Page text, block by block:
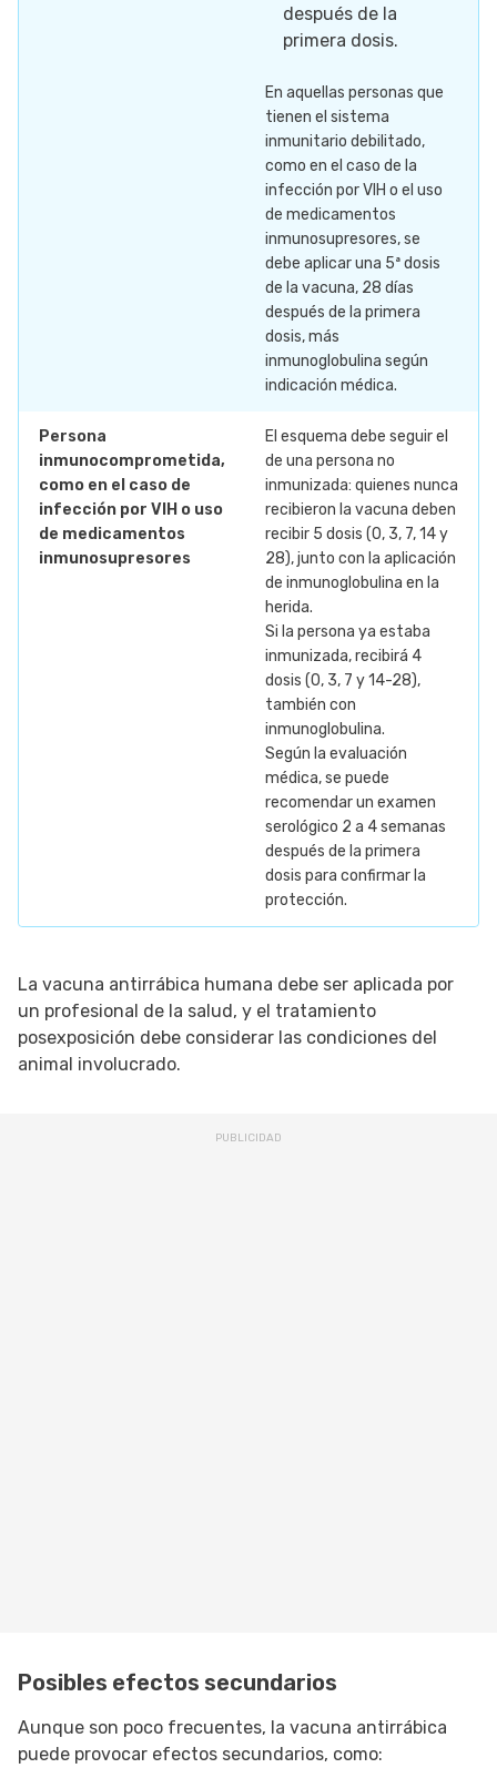
después de la
primera dosis.
En aquellas personas que
tienen el sistema
inmunitario debilitado,
como en el caso de la
infección por VIH o el uso
de medicamentos
inmunosupresores, se
debe aplicar una 5ª dosis
de la vacuna, 28 días
después de la primera
dosis, más
inmunoglobulina según
indicación médica.
Persona
inmunocomprometida,
como en el caso de
infección por VIH o uso
de medicamentos
inmunosupresores
El esquema debe seguir el
de una persona no
inmunizada: quienes nunca
recibieron la vacuna deben
recibir 5 dosis (0, 3, 7, 14 y
28), junto con la aplicación
de inmunoglobulina en la
herida.
Si la persona ya estaba
inmunizada, recibirá 4
dosis (0, 3, 7 y 14-28),
también con
inmunoglobulina.
Según la evaluación
médica, se puede
recomendar un examen
serológico 2 a 4 semanas
después de la primera
dosis para confirmar la
protección.
La vacuna antirrábica humana debe ser aplicada por
un profesional de la salud, y el tratamiento
posexposición debe considerar las condiciones del
animal involucrado.
Posibles efectos secundarios
Aunque son poco frecuentes, la vacuna antirrábica
puede provocar efectos secundarios, como: